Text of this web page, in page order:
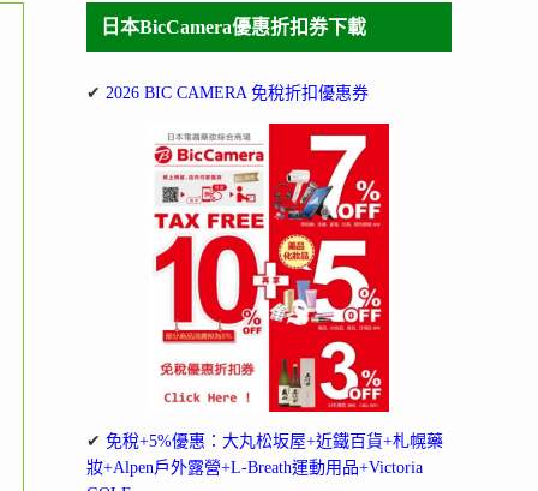
日本BicCamera優惠折扣券下載
✔ 2026 BIC CAMERA 免稅折扣優惠券
✔ 免稅+5%優惠：大丸松坂屋+近鐵百貨+札幌藥
妝+Alpen戶外露營+L-Breath運動用品+Victoria